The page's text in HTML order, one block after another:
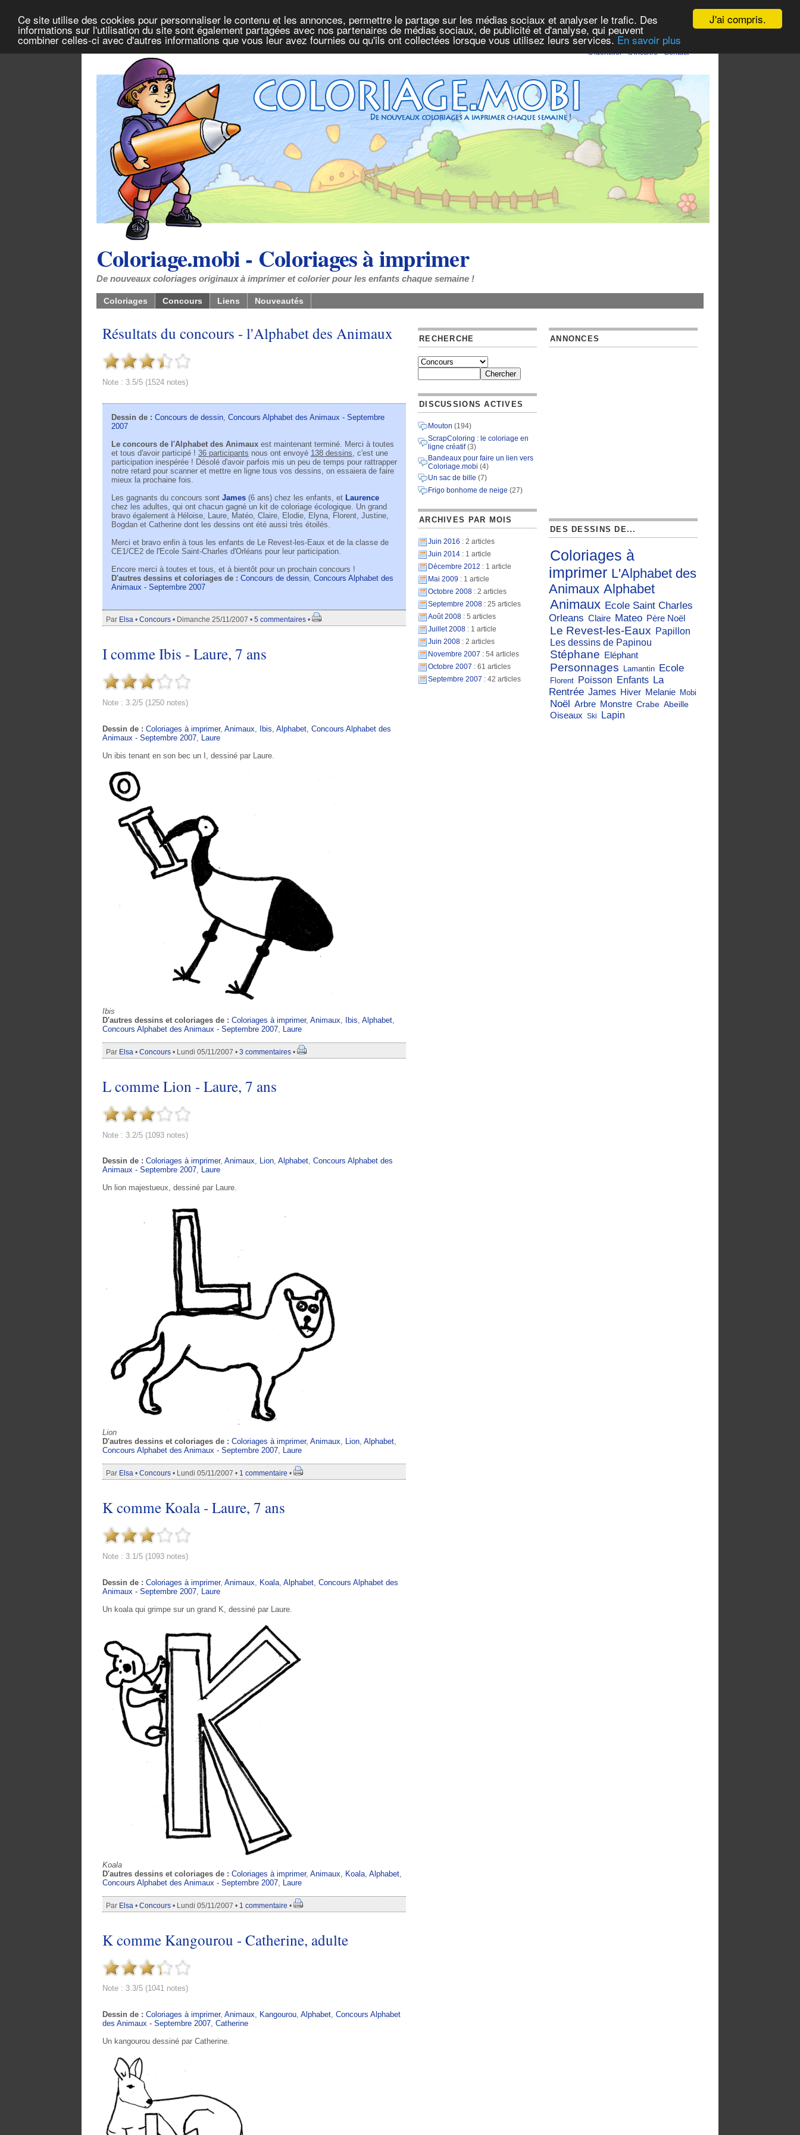
J'ai compris.
Ce site utilise des cookies pour personnaliser le contenu et les annonces, permettre le partage sur les médias sociaux et analyser le trafic. Des
informations sur l'utilisation du site sont également partagées avec nos partenaires de médias sociaux, de publicité et d'analyse, qui peuvent
combiner celles-ci avec d'autres informations que vous leur avez fournies ou qu'ils ont collectées lorsque vous utilisez leurs services. En savoir plus
S'identifier -S'inscrire -Contact
Coloriage.mobi - Coloriages à imprimer
De nouveaux coloriages originaux à imprimer et colorier pour les enfants chaque semaine !
Coloriages Concours Liens Nouveautés
Résultats du concours - l'Alphabet des Animaux
Note : 3.5/5 (1524 notes)
Dessin de : Concours de dessin, Concours Alphabet des Animaux - Septembre
2007
Le concours de l'Alphabet des Animaux est maintenant terminé. Merci à toutes
et tous d'avoir participé ! 36 participants nous ont envoyé 138 dessins, c'est une
participation inespérée ! Désolé d'avoir parfois mis un peu de temps pour rattrapper
notre retard pour scanner et mettre en ligne tous vos dessins, on essaiera de faire
mieux la prochaine fois.
Les gagnants du concours sont James (6 ans) chez les enfants, et Laurence
chez les adultes, qui ont chacun gagné un kit de coloriage écologique. Un grand
bravo également à Héloise, Laure, Matéo, Claire, Elodie, Elyna, Florent, Justine,
Bogdan et Catherine dont les dessins ont été aussi très étoilés.
Merci et bravo enfin à tous les enfants de Le Revest-les-Eaux et de la classe de
CE1/CE2 de l'Ecole Saint-Charles d'Orléans pour leur participation.
Encore merci à toutes et tous, et à bientôt pour un prochain concours !
D'autres dessins et coloriages de : Concours de dessin, Concours Alphabet des
Animaux - Septembre 2007
Par Elsa • Concours • Dimanche 25/11/2007 • 5 commentaires •
I comme Ibis - Laure, 7 ans
Note : 3.2/5 (1250 notes)
Dessin de : Coloriages à imprimer, Animaux Ibis Alphabet Concours Alphabet des
Animaux - Septembre 2007
Laure
Un ibis tenant en son bec un I, dessiné par Laure.
Ibis
D'autres dessins et coloriages de : Coloriages à imprimer, Animaux Ibis Alphabet
Concours Alphabet des Animaux - Septembre 2007
Laure
Par Elsa • Concours • Lundi 05/11/2007 • 3 commentaires •
L comme Lion - Laure, 7 ans
Note : 3.2/5 (1093 notes)
Dessin de : Coloriages à imprimer, Animaux, Lion, Alphabet, Concours Alphabet des
Animaux - Septembre 2007, Laure
Un lion majestueux, dessiné par Laure.
Lion
D'autres dessins et coloriages de : Coloriages à imprimer, Animaux, Lion, Alphabet,
Concours Alphabet des Animaux - Septembre 2007, Laure
Par Elsa • Concours • Lundi 05/11/2007 • 1 commentaire •
K comme Koala - Laure, 7 ans
Note : 3.1/5 (1093 notes)
Dessin de : Coloriages à imprimer, Animaux Koala Alphabet Concours Alphabet des
Animaux - Septembre 2007
Laure
Un koala qui grimpe sur un grand K, dessiné par Laure.
Koala
D'autres dessins et coloriages de : Coloriages à imprimer, Animaux Koala Alphabet
Concours Alphabet des Animaux - Septembre 2007
Laure
Par Elsa • Concours • Lundi 05/11/2007 • 1 commentaire •
K comme Kangourou - Catherine, adulte
Note : 3.3/5 (1041 notes)
Dessin de : Coloriages à imprimer, Animaux, Kangourou, Alphabet, Concours Alphabet
des Animaux - Septembre 2007, Catherine
Un kangourou dessiné par Catherine.
RECHERCHE
DISCUSSIONS ACTIVES
Mouton (194)
ScrapColoring : le coloriage en
ligne créatif(3)
Bandeaux pour faire un lien vers
Coloriage.mobi (4)
Un sac de bille (7)
Frigo bonhome de neige (27)
ARCHIVES PAR MOIS
Juin 2016 : 2 articles
Juin 2014 : 1 article
Décembre 2012 : 1 article
Mai 2009 : 1 article
Octobre 2008 : 2 articles
Septembre 2008 : 25 articles
Août 2008 : 5 articles
Juillet 2008 : 1 article
Juin 2008 : 2 articles
Novembre 2007 : 54 articles
Octobre 2007 : 61 articles
Septembre 2007 : 42 articles
ANNONCES
DES DESSINS DE...
Coloriages à
imprimer L'Alphabet des
Animaux Alphabet
Animaux Ecole Saint Charles
Orleans Claire Mateo Père Noël
Le Revest-les-Eaux Papillon
Les dessins de Papinou
Stéphane Eléphant
Personnages Lamantin Ecole
Florent Poisson Enfants La
Rentrée James Hiver Melanie Mobi
Noël Arbre Monstre Crabe Abeille
Oiseaux Ski Lapin